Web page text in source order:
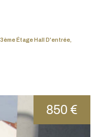
Étage Hall D'entrée,
850 €